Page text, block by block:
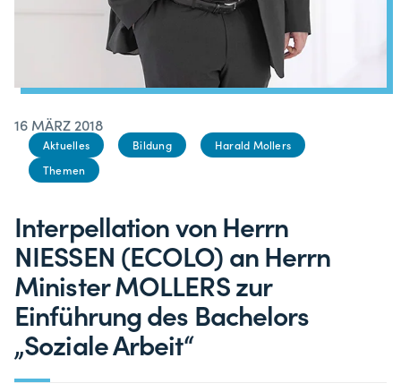
16 MÄRZ 2018
Aktuelles Bildung
Harald Mollers
Themen
Interpellation von Herrn
NIESSEN (ECOLO) an Herrn
Minister MOLLERS zur
Einführung des Bachelors
„Soziale Arbeit“